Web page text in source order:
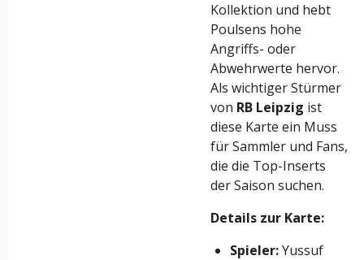
Kollektion und hebt
Poulsens hohe
Angriffs- oder
Abwehrwerte hervor.
Als wichtiger Stürmer
von RB Leipzig ist
diese Karte ein Muss
für Sammler und Fans,
die die Top-Inserts
der Saison suchen.
Details zur Karte:
Spieler:Yussuf